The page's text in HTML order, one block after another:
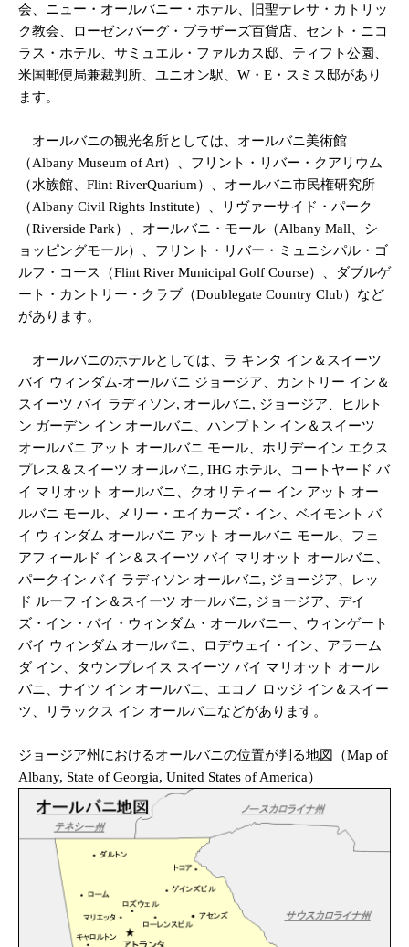
会、ニュー・オールバニー・ホテル、旧聖テレサ・カトリッ
ク教会、ローゼンバーグ・ブラザーズ百貨店、セント・ニコ
ラス・ホテル、サミュエル・ファルカス邸、ティフト公園、
米国郵便局兼裁判所、ユニオン駅、W・E・スミス邸があり
ます。
オールバニの観光名所としては、オールバニ美術館
（Albany Museum of Art）、フリント・リバー・クアリウム
（水族館、Flint RiverQuarium）、オールバニ市民権研究所
（Albany Civil Rights Institute）、リヴァーサイド・パーク
（Riverside Park）、オールバニ・モール（Albany Mall、シ
ョッピングモール）、フリント・リバー・ミュニシパル・ゴ
ルフ・コース（Flint River Municipal Golf Course）、ダブルゲ
ート・カントリー・クラブ（Doublegate Country Club）など
があります。
オールバニのホテルとしては、ラ キンタ イン＆スイーツ
バイ ウィンダム-オールバニ ジョージア、カントリー イン＆
スイーツ バイ ラディソン, オールバニ, ジョージア、ヒルト
ン ガーデン イン オールバニ、ハンプトン イン＆スイーツ
オールバニ アット オールバニ モール、ホリデーイン エクス
プレス＆スイーツ オールバニ, IHG ホテル、コートヤード バ
イ マリオット オールバニ、クオリティー イン アット オー
ルバニ モール、メリー・エイカーズ・イン、ベイモント バ
イ ウィンダム オールバニ アット オールバニ モール、フェ
アフィールド イン＆スイーツ バイ マリオット オールバニ、
パークイン バイ ラディソン オールバニ, ジョージア、レッ
ド ルーフ イン＆スイーツ オールバニ, ジョージア、デイ
ズ・イン・バイ・ウィンダム・オールバニー、ウィンゲート
バイ ウィンダム オールバニ、ロデウェイ・イン、アラーム
ダ イン、タウンプレイス スイーツ バイ マリオット オール
バニ、ナイツ イン オールバニ、エコノ ロッジ イン＆スイー
ツ、リラックス イン オールバニなどがあります。
ジョージア州におけるオールバニの位置が判る地図（Map of
Albany, State of Georgia, United States of America）